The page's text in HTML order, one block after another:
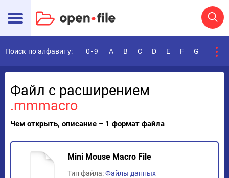
Поиск по алфавиту: 0-9 A B C D E F G
Файл с расширением
.mmmacro
Чем открыть, описание – 1 формат файла
Mini Mouse Macro File
Тип файла:Файлы данных